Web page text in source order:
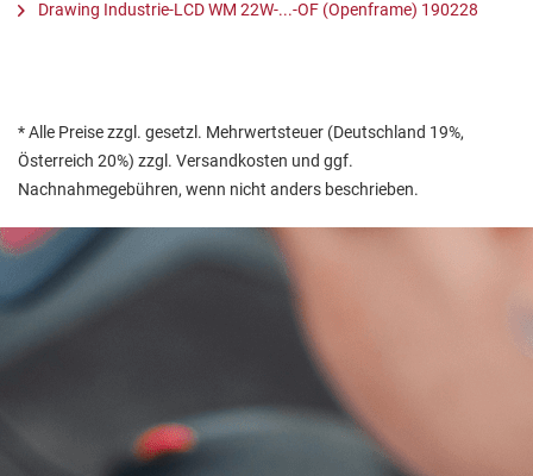
Drawing Industrie-LCD WM 22W-...-OF (Openframe) 190228
* Alle Preise zzgl. gesetzl. Mehrwertsteuer (Deutschland 19%,
Österreich 20%) zzgl. Versandkosten und ggf.
Nachnahmegebühren, wenn nicht anders beschrieben.